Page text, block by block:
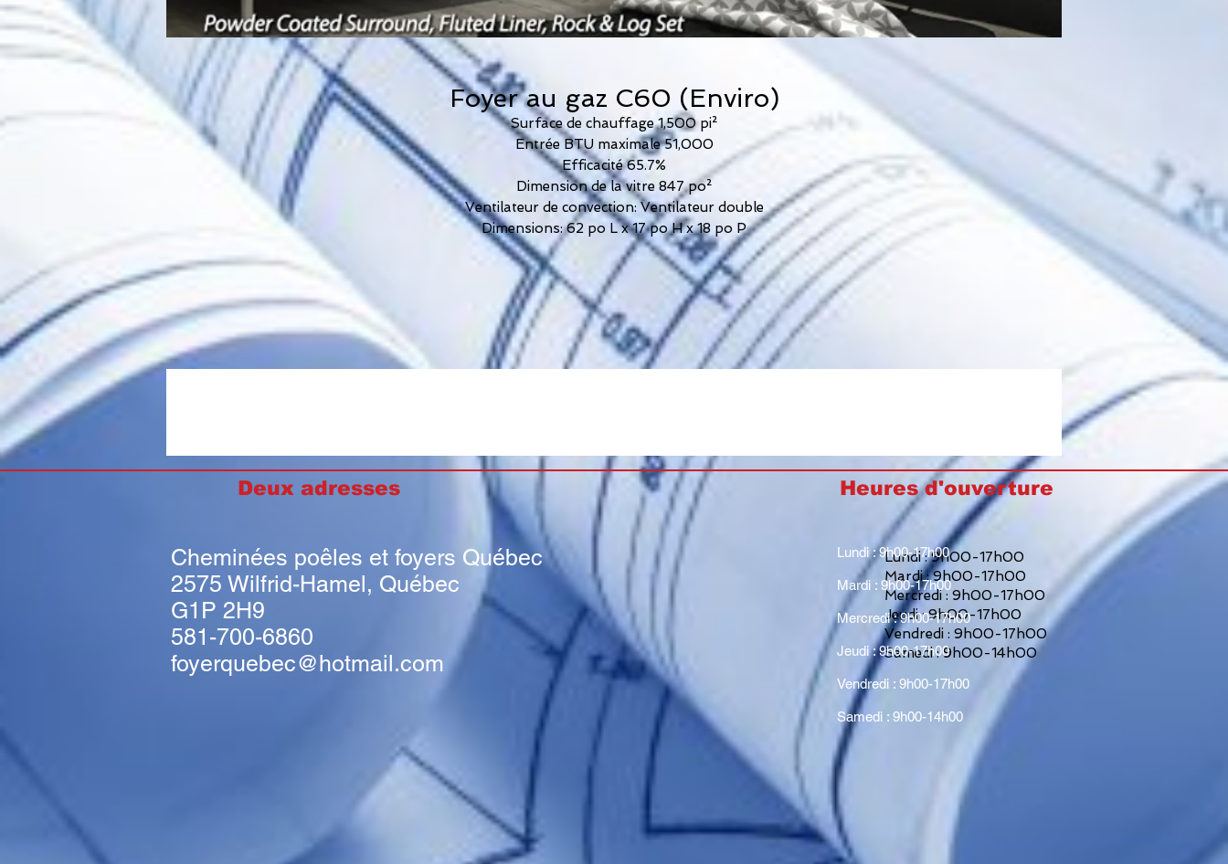
Foyer au gaz C60 (Enviro)
Surface de chauffage 1,500 pi²
Entrée BTU maximale 51,000
Efficacité 65.7%
Dimension de la vitre 847 po²
Ventilateur de convection: Ventilateur double
Dimensions: 62 po L x 17 po H x 18 po P
Deux adresses Heures d'ouverture
Cheminées poêles et foyers Québec
2575 Wilfrid-Hamel, Québec
G1P 2H9
581-700-6860
foyerquebec@hotmail.com
Lundi : 9h00-17h00
Mardi : 9h00-17h00
Mercredi : 9h00-17h00
Jeudi : 9h00-17h00
Vendredi : 9h00-17h00
Samedi : 9h00-14h00
Lundi : 9h00-17h00
Mardi : 9h00-17h00
Mercredi : 9h00-17h00
Jeudi : 9h00-17h00
Vendredi : 9h00-17h00
Samedi : 9h00-14h00